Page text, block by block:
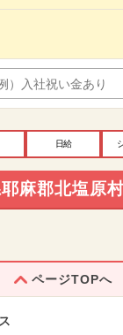
日給
麻郡北塩原
ページTOPへ